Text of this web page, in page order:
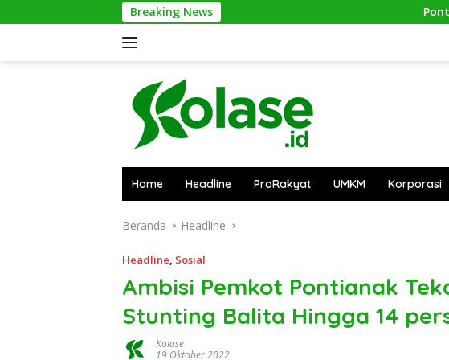
ke
Breaking News Pontianak Waste Expo
Home Headline ProRakyat UMKM Korporasi
Beranda Headline
Headline, Sosial
Ambisi Pemkot Pontianak
Stunting Balita Hingga 14
Kolase
19 Oktober 2022